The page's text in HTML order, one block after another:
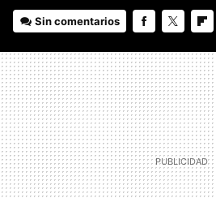
Sin comentarios